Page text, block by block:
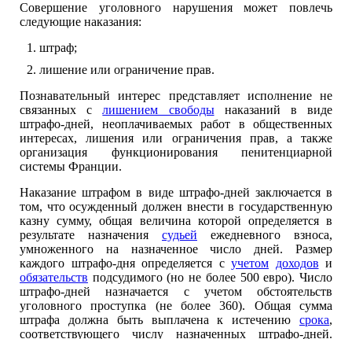
Совершение уголовного нарушения может повлечь
следующие наказания:
штраф;
лишение или ограничение прав.
Познавательный интерес представляет исполнение не
связанных слишением свободынаказаний в виде
штрафо-дней, неоплачиваемых работ в общественных
интересах, лишения или ограничения прав, а также
организация функционирования пенитенциарной
системы Франции.
Наказание штрафом в виде штрафо-дней заключается в
том, что осужденный должен внести в государственную
казну сумму, общая величина которой определяется в
результате назначения судьей ежедневного взноса,
умноженного на назначенное число дней. Размер
каждого штрафо-дня определяется с учетом доходов и
обязательств подсудимого (но не более 500 евро). Число
штрафо-дней назначается с учетом обстоятельств
уголовного проступка (не более 360). Общая сумма
штрафа должна быть выплачена к истечению срока,
соответствующего числу назначенных штрафо-дней.